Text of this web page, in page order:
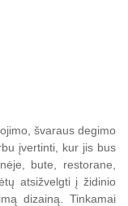
švaraus degimo
įvertinti, kur jis bus
bute, restorane,
atsižvelgti į židinio
dizainą. Tinkamai